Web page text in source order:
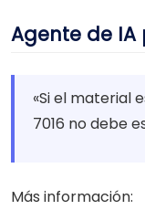
Agente de
«Si el material
7016 no debe
Más información: